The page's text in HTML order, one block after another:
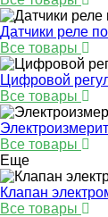
Датчики реле
Все товары
Цифровой
Все товары
Все товары
Еще
Клапан
Все товары